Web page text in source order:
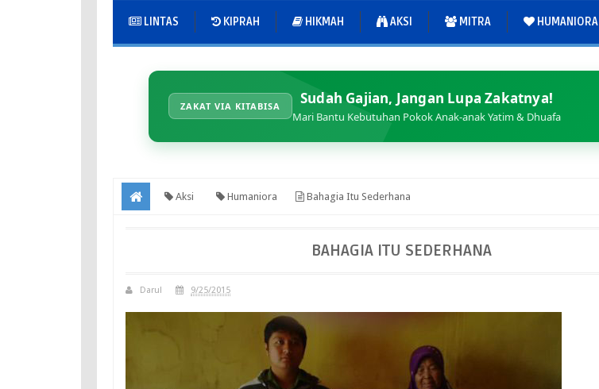
LINTAS KIPRAH HIKMAH AKSI MITRA HUMANIORA
ZAKAT VIA KITABISA Sudah Gajian, Jangan Lupa Zakatnya!
Mari Bantu Kebutuhan Pokok Anak-anak Yatim & Dhuafa
Aksi Humaniora Bahagia Itu Sederhana
BAHAGIA ITU SEDERHANA
Darul 9/25/2015